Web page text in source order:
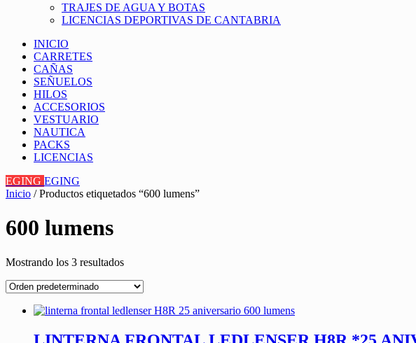
TRAJES DE AGUA Y BOTAS
LICENCIAS DEPORTIVAS DE CANTABRIA
INICIO
CARRETES
CAÑAS
SEÑUELOS
HILOS
ACCESORIOS
VESTUARIO
NAUTICA
PACKS
LICENCIAS
EGING EGING
Inicio / Productos etiquetados “600 lumens”
600 lumens
Mostrando los 3 resultados